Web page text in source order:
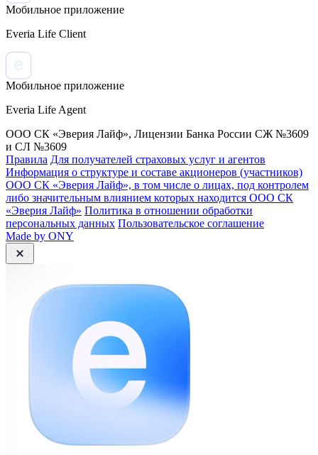
Мобильное приложение
Everia Life Client
Мобильное приложение
Everia Life Agent
ООО СК «Эверия Лайф», Лицензии Банка России СЖ №3609
и СЛ №3609
Правила Для получателей страховых услуг и агентов
Информация о структуре и составе акционеров (участников)
ООО СК «Эверия Лайф», в том числе о лицах, под контролем
либо значительным влиянием которых находится ООО СК
«Эверия Лайф» Политика в отношении обработки
персональных данных Пользовательское соглашение
Made by ONY